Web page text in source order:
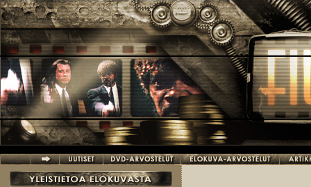
Hyppää pääsisältöön